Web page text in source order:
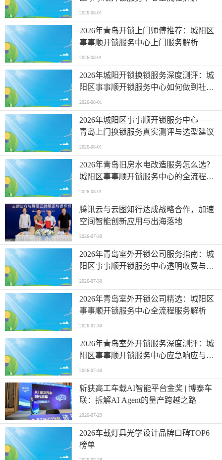
2026-08-01
2026年青岛开锁上门师傅推荐：城阳区
事事顺开锁服务中心上门服务解析
2026-08-01
2026年城阳开锁换锁服务深度测评：城
阳区事事顺开锁服务中心如何做到社区
信赖
2026-08-01
2026年城阳区事事顺开锁服务中心——
青岛上门换锁服务真实测评与选型建议
2026-08-01
2026年青岛旧房水电改造服务怎么选？
城阳区事事顺开锁服务中心的全流程实
测解析
2026-08-01
腾讯云与云图知行达成战略合作，加速
空间智能创新应用与出海落地
2026-07-30
2026年青岛室外开锁公司服务指南：城
阳区事事顺开锁服务中心透明收费与快
速响应实测
2026-07-30
2026年青岛室外开锁公司精选：城阳区
事事顺开锁服务中心全流程服务解析
2026-07-30
2026年青岛室外开锁服务深度测评：城
阳区事事顺开锁服务中心应急响应与品
质保障
2026-07-30
斩获高工车载AI智能平台金奖 | 博泰车
联：拆解AI Agent的量产跨越之路
2026-07-29
2026车载灯具光学设计品牌口碑TOP6
榜单